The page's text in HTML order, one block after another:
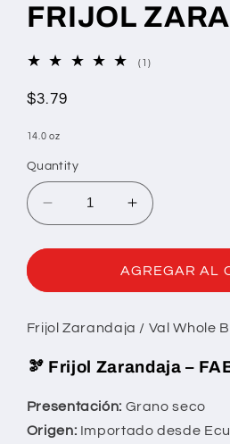
FRIJOL
(1)1
Regular
$3.79
14.0 oz
Quantity
Decrease
quantity
for
ZARANDAJA
Increase
quantity
for
FRIJOL
AGREGAR AL
Frijol Zarandaja / Val Whole
🫘 Frijol Zarandaja –
Presentación: Grano seco
Origen: Importado desde